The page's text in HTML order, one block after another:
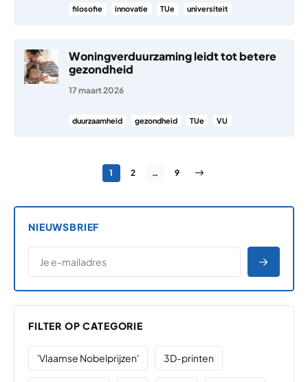
filosofie innovatie TUe universiteit
Woningverduurzaming leidt tot betere
gezondheid
17 maart 2026
duurzaamheid gezondheid TUe VU
Berichten paginering
Pagina
1 Pagina
2 … Pagina
9 Volgende pagina
NIEUWSBRIEF
E-MAILADRES
*
FILTER OP CATEGORIE
'Vlaamse Nobelprijzen' 3D-printen